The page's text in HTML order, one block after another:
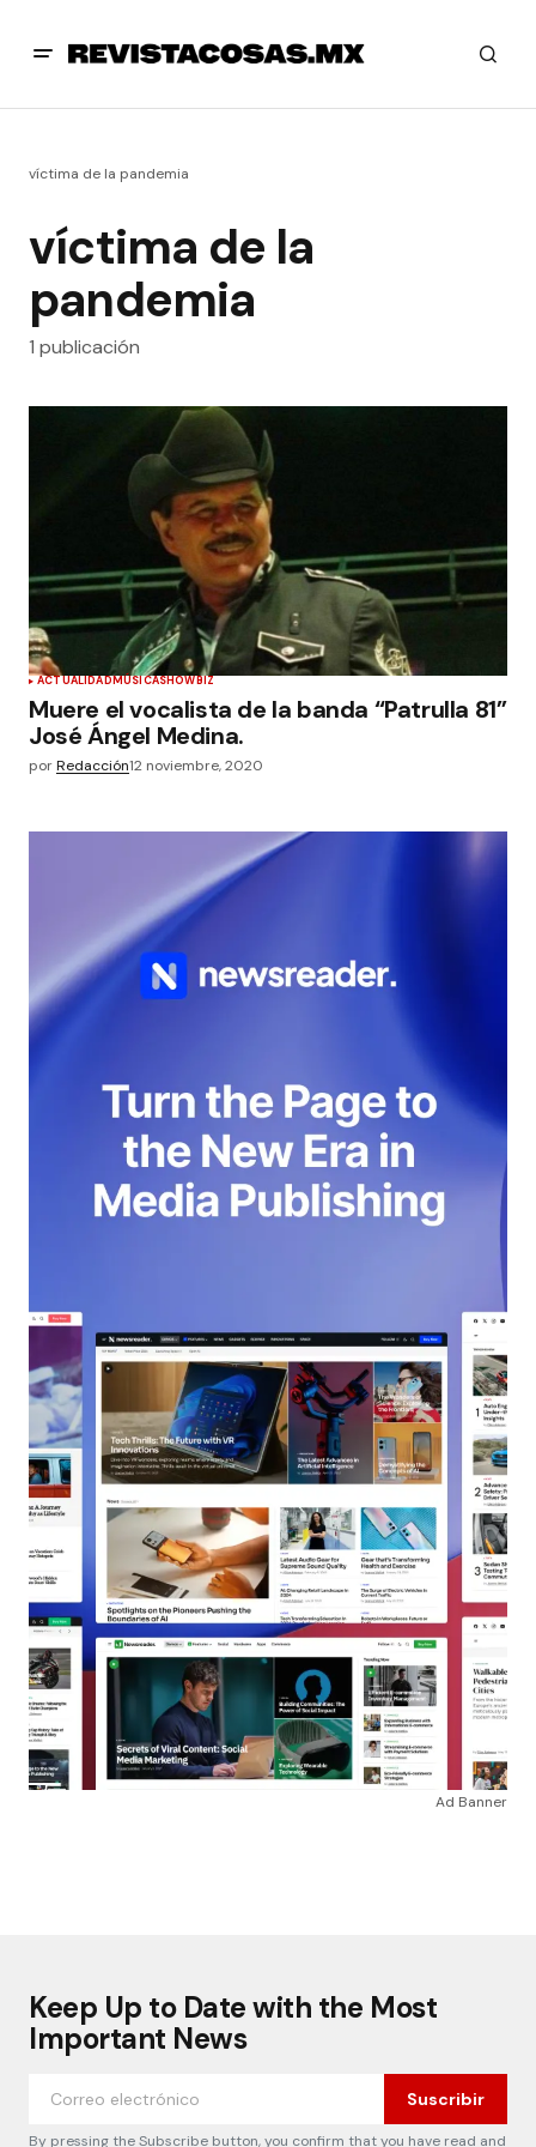
víctima de la pandemia
víctima de la
pandemia
1 publicación
ACTUALIDADMÚSICASHOWBIZ
Muere el vocalista de la banda “Patrulla 81”
José Ángel Medina.
porRedacción12 noviembre, 2020
Ad Banner
Keep Up to Date with the Most
Important News
Suscribir
By pressing the Subscribe button, you confirm that you have read and